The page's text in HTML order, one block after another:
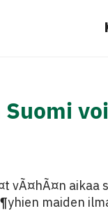
vÃ¤hÃ¤n
maiden